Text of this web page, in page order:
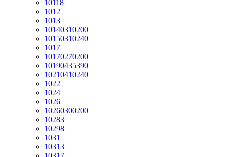
10118
1012
1013
10140310200
10150310240
1017
10170270200
10190435390
10210410240
1022
1024
1026
10260300200
10283
10298
1031
10313